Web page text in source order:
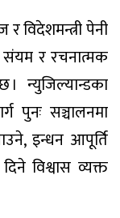
र विदेशमन्त्री पेनी
संयम र रचनात्मक
न्युजिल्यान्डका
पुनः सञ्चालनमा
इन्धन आपूर्ति
विश्वास व्यक्त